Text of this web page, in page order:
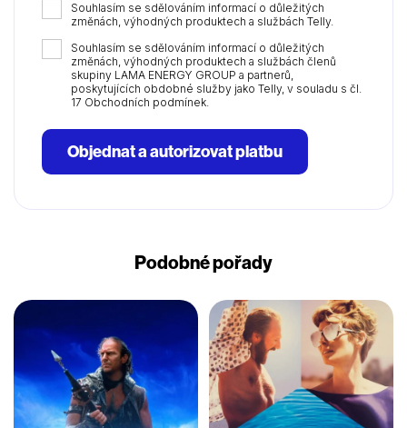
Souhlasím se sdělováním informací o důležitých
změnách, výhodných produktech a službách Telly.
Souhlasím se sdělováním informací o důležitých
změnách, výhodných produktech a službách členů
skupiny LAMA ENERGY GROUP a partnerů,
poskytujících obdobné služby jako Telly, v souladu s čl.
17 Obchodních podmínek.
Objednat a autorizovat platbu
Podobné pořady